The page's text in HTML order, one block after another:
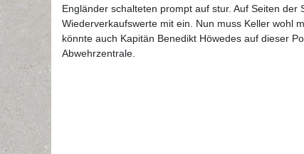
Engländer schalteten prompt auf stur. Auf Seiten
Wiederverkaufswerte mit ein. Nun muss Keller wohl
könnte auch Kapitän Benedikt Höwedes auf dieser
Abwehrzentrale.